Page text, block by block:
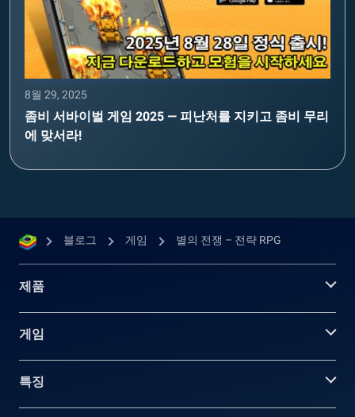
8월 29, 2025
좀비 서바이벌 게임 2025 — 피난처를 지키고 좀비 무리
에 맞서라!
블로그 게임 별의 전쟁 – 전략 RPG
제품
게임
특징